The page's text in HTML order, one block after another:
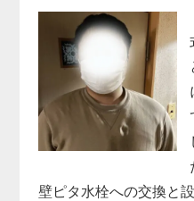
壁ピタ水栓への交換と